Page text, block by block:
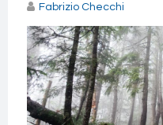
Fabrizio Checchi